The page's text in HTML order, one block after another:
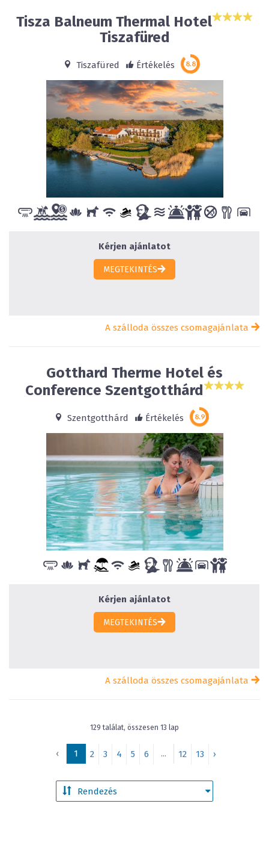
Tisza Balneum Thermal Hotel
Tiszafüred
Tiszafüred Értékelés
Kérjen ajánlatot
MEGTEKINTÉS
A szálloda összes csomagajánlata
Gotthard Therme Hotel és
Conference Szentgotthárd
Szentgotthárd Értékelés
Kérjen ajánlatot
MEGTEKINTÉS
A szálloda összes csomagajánlata
129 találat, összesen 13 lap
‹ 1 2 3 4 5 6 ... 12 13 ›